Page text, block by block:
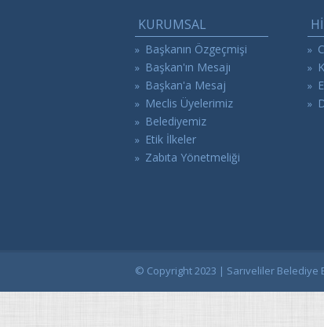
KURUMSAL
» Başkanın Özgeçmişi
» Başkan'ın Mesajı
» Başkan'a Mesaj
» Meclis Üyelerimiz
» Belediyemiz
» Etik İlkeler
» Zabıta Yönetmeliği
»
»
»
»
© Copyright 2023 | Sarıveliler Belediye